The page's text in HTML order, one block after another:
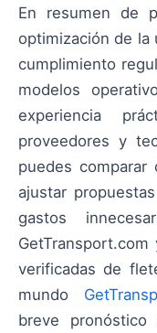
En resumen de
optimización de la
cumplimiento
modelos
experiencia
proveedores y
puedes
ajustar
gastos
verificadas de
mundo
breve